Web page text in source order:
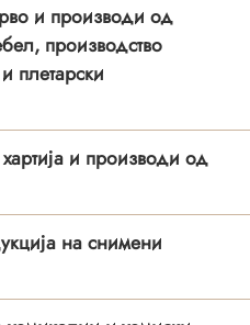
и производи од
производство
плетарски
и производи од
на снимени